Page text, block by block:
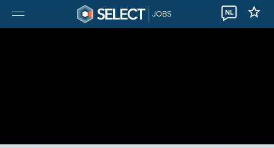
JOBS NL